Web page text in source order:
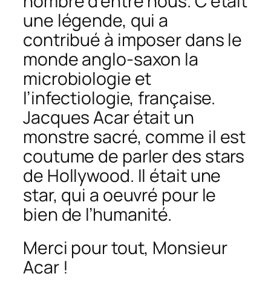
une légende, qui a
contribué à imposer dans le
monde anglo-saxon la
microbiologie et
l’infectiologie, française.
Jacques Acar était un
monstre sacré, comme il est
coutume de parler des stars
de Hollywood. Il était une
star, qui a oeuvré pour le
bien de l’humanité.
Merci pour tout, Monsieur
Acar !